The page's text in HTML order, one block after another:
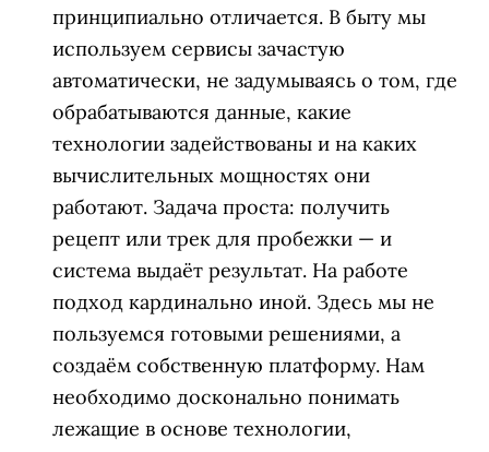
принципиально отличается. В быту мы
используем сервисы зачастую
автоматически, не задумываясь о том, где
обрабатываются данные, какие
технологии задействованы и на каких
вычислительных мощностях они
работают. Задача проста: получить
рецепт или трек для пробежки — и
система выдаёт результат. На работе
подход кардинально иной. Здесь мы не
пользуемся готовыми решениями, а
создаём собственную платформу. Нам
необходимо досконально понимать
лежащие в основе технологии,